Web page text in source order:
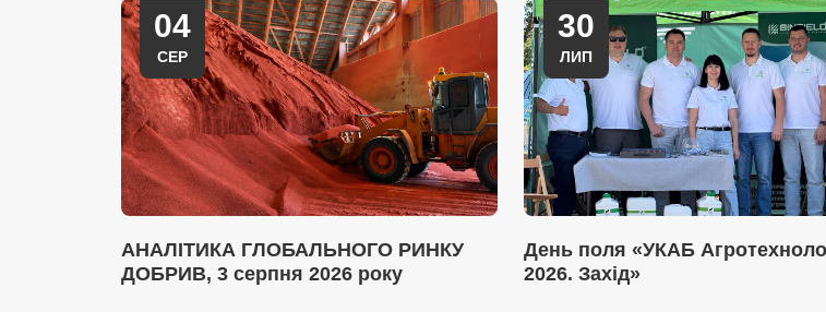
04
СЕР
АНАЛІТИКА ГЛОБАЛЬНОГО РИНКУ
ДОБРИВ, 3 серпня 2026 року
30
ЛИП
День поля «УКАБ
2026. Захід»